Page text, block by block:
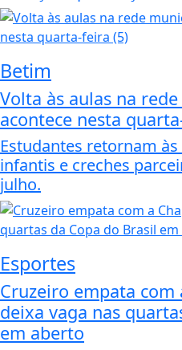
Betim
Volta às aulas na
acontece nesta
Estudantes retornam
infantis e creches
julho.
Esportes
Cruzeiro empata com
deixa vaga nas
em aberto